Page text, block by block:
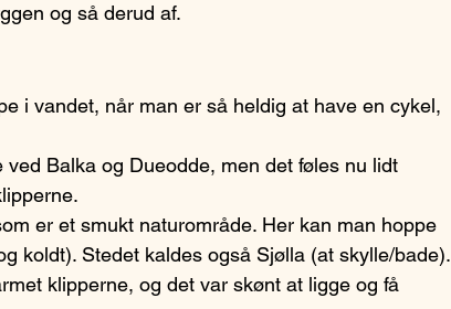
og så derud af.
i vandet, når man er så heldig at have en cykel,
Balka og Dueodde, men det føles nu lidt
er et smukt naturområde. Her kan man hoppe
koldt). Stedet kaldes også Sjølla (at skylle/bade).
klipperne, og det var skønt at ligge og få